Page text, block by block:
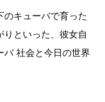
のキューバで育った
といった、彼女自
バ 社会と今日の世界